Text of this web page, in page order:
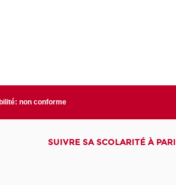
non conforme
SUIVRE SA SCOLARITÉ À